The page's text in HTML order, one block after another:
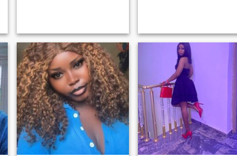
Je suis aussi une personne
ouverte et honnête qui ne croit
pas à tromper les autres et
qui essaie d'être juste dans
tout ce que je fais, j'aime
tellement l En dehors du
travail, j'aime participer à
des activités sociales et des
rencontres avec des amis, je
pourrais débattre ou plus.
Looking forward to meeting